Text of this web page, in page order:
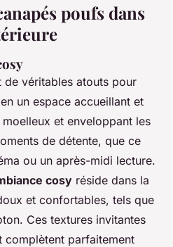
poufs dans
de véritables atouts pour
un espace accueillant et
et enveloppant les
de détente, que ce
ou un après-midi lecture.
cosy réside dans la
et confortables, tels que
Ces textures invitantes
complètent parfaitement